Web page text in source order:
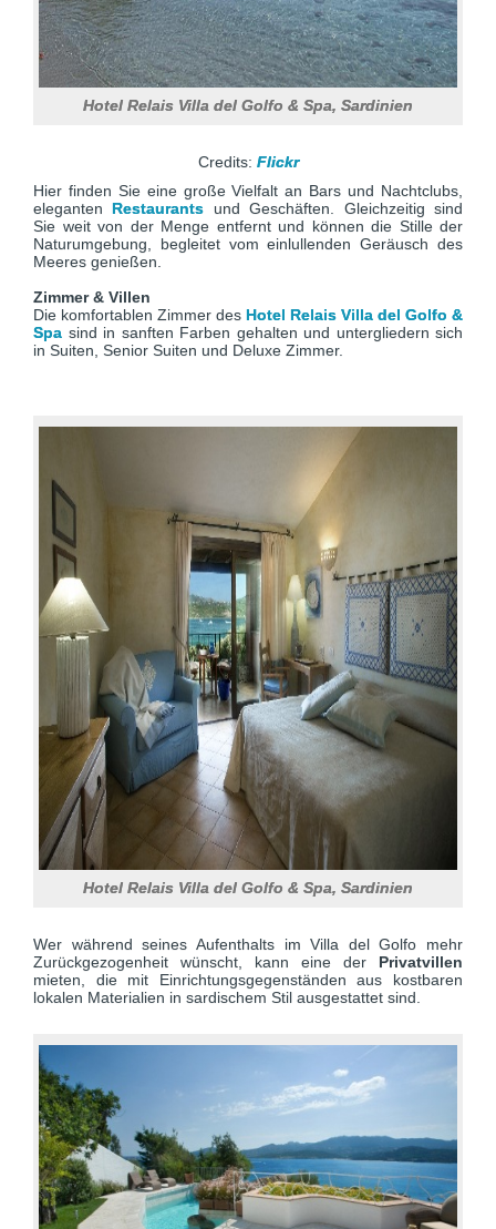
Hotel Relais Villa del Golfo & Spa, Sardinien
Credits: Flickr
Hier finden Sie eine große Vielfalt an Bars und Nachtclubs,
elegantenRestaurants und Geschäften. Gleichzeitig sind
Sie weit von der Menge entfernt und können die Stille der
Naturumgebung, begleitet vom einlullenden Geräusch des
Meeres genießen.
Zimmer & Villen
Die komfortablen Zimmer des Hotel Relais Villa del Golfo &
Spa sind in sanften Farben gehalten und untergliedern sich
in Suiten, Senior Suiten und Deluxe Zimmer.
Hotel Relais Villa del Golfo & Spa, Sardinien
Wer während seines Aufenthalts im Villa del Golfo mehr
Zurückgezogenheit wünscht, kann eine der Privatvillen
mieten, die mit Einrichtungsgegenständen aus kostbaren
lokalen Materialien in sardischem Stil ausgestattet sind.